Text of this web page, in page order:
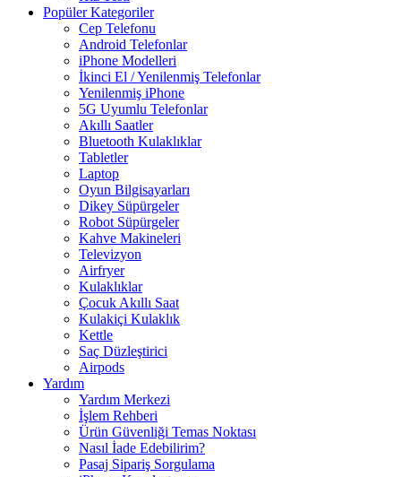
Popüler Kategoriler
Cep Telefonu
Android Telefonlar
iPhone Modelleri
İkinci El / Yenilenmiş Telefonlar
Yenilenmiş iPhone
5G Uyumlu Telefonlar
Akıllı Saatler
Bluetooth Kulaklıklar
Tabletler
Laptop
Oyun Bilgisayarları
Dikey Süpürgeler
Robot Süpürgeler
Kahve Makineleri
Televizyon
Airfryer
Kulaklıklar
Çocuk Akıllı Saat
Kulakiçi Kulaklık
Kettle
Saç Düzleştirici
Airpods
Yardım
Yardım Merkezi
İşlem Rehberi
Ürün Güvenliği Temas Noktası
Nasıl İade Edebilirim?
Pasaj Sipariş Sorgulama